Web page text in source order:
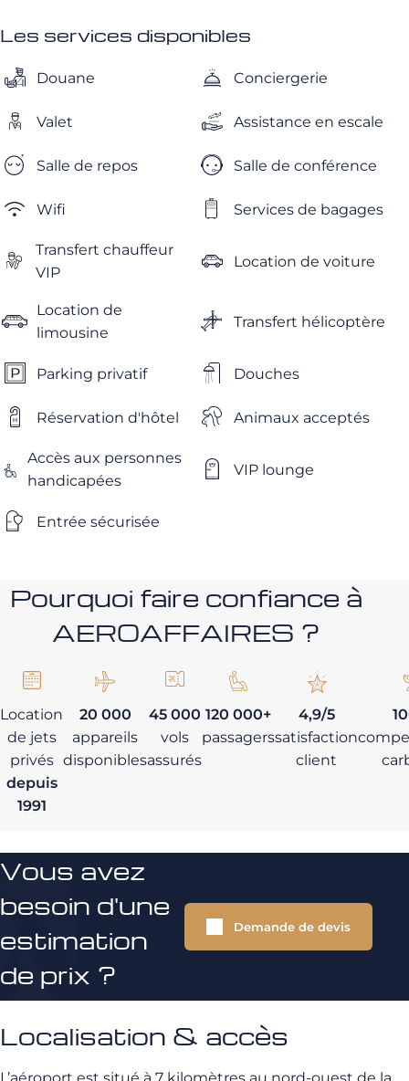
Les services disponibles
Douane Conciergerie
Valet Assistance en escale
Salle de repos Salle de conférence
Wifi Services de bagages
Transfert chauffeur
VIP
Location de voiture
Location de
limousine
Transfert hélicoptère
Parking privatif Douches
Réservation d'hôtel Animaux acceptés
Accès aux personnes
handicapées
VIP lounge
Entrée sécurisée
Pourquoi faire confiance à
AEROAFFAIRES ?
Location
de jets
privés
depuis
1991
20 000
appareils
disponibles
45 000
vols
assurés
120 000+
passagers
4,9/5
satisfaction
client
Vous avez
besoin d'une
estimation
de prix ?
Demande de devis
Localisation & accès